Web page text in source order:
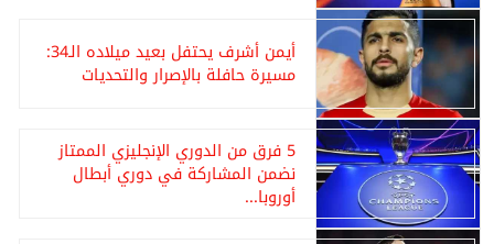
أيمن أشرف يحتفل بعيد ميلاده الـ34:
مسيرة حافلة بالإصرار والتحديات
5 فرق من الدوري الإنجليزي الممتاز
نضمن المشاركة في دوري أبطال
أوروبا...